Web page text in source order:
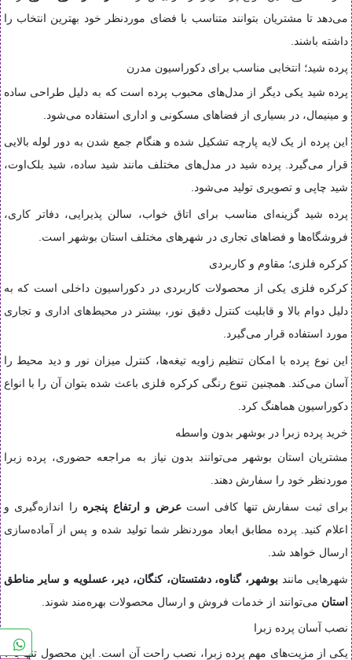
می‌دهد تا مشتریان بتوانند متناسب با فضای موردنظر خود بهترین انتخاب را
داشته باشند.
پرده شید؛ انتخابی مناسب برای دکوراسیون مدرن
پرده شید یکی دیگر از مدل‌های محبوب پرده است که به دلیل طراحی ساده
و مینیمال، در بسیاری از فضاهای مسکونی و اداری استفاده می‌شود.
این پرده از یک لایه پارچه تشکیل شده و هنگام جمع شدن به دور لوله بالایی
قرار می‌گیرد. پرده شید در مدل‌های مختلف مانند شید ساده، شید بلک‌اوت،
شید چاپی و تصویری تولید می‌شود.
پرده شید گزینه‌ای مناسب برای اتاق خواب، سالن پذیرایی، دفاتر کاری،
فروشگاه‌ها و فضاهای تجاری در شهرهای مختلف استان بوشهر است.
کرکره فلزی؛ مقاوم و کاربردی
کرکره فلزی یکی از محصولات کاربردی در دکوراسیون داخلی است که به
دلیل دوام بالا و قابلیت کنترل دقیق نور، بیشتر در محیط‌های اداری و تجاری
مورد استفاده قرار می‌گیرد.
این نوع پرده با امکان تنظیم زاویه تیغه‌ها، کنترل میزان نور و دید محیط را
آسان می‌کند. همچنین تنوع رنگی کرکره فلزی باعث شده بتوان آن را با انواع
دکوراسیون هماهنگ کرد.
خرید پرده زبرا در بوشهر بدون واسطه
مشتریان استان بوشهر می‌توانند بدون نیاز به مراجعه حضوری، پرده زبرا
موردنظر خود را سفارش دهند.
برای ثبت سفارش تنها کافی استعرض و ارتفاع پنجره را اندازه‌گیری و
اعلام کنید. پرده مطابق ابعاد موردنظر شما تولید شده و پس از آماده‌سازی
ارسال خواهد شد.
شهرهایی مانند بوشهر، گناوه، دشتستان، کنگان، دیر، عسلویه و سایر مناطق
استان می‌توانند از خدمات فروش و ارسال محصولات بهره‌مند شوند.
نصب آسان پرده زبرا
یکی از مزیت‌های مهم پرده زبرا، نصب راحت آن است. این محصول تنها با۴